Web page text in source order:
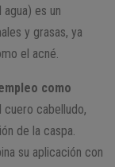
es un
y grasas, ya
el acné.
como
cuero cabelludo,
de la caspa.
su aplicación con